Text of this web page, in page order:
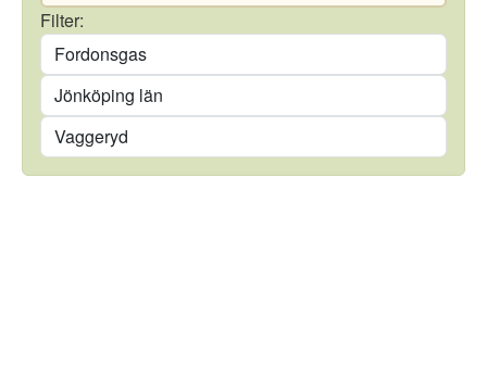
Filter:
Län
Kommun